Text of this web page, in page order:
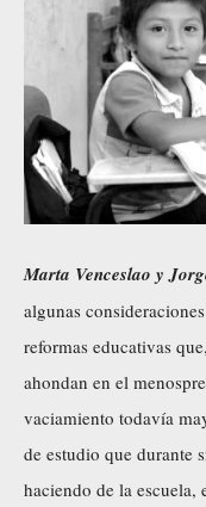
Marta Venceslao y
algunas
reformas educativas
ahondan en el
vaciamiento todavía
de estudio que durante
haciendo de la escuela,